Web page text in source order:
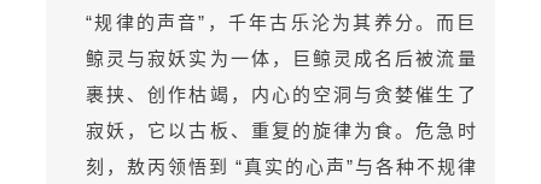
“规律的声音”，千年古乐沦为其养分。而巨
鲸灵与寂妖实为一体，巨鲸灵成名后被流量
裹挟、创作枯竭，内心的空洞与贪婪催生了
寂妖，它以古板、重复的旋律为食。危急时
刻，敖丙领悟到 “真实的心声”与各种不规律